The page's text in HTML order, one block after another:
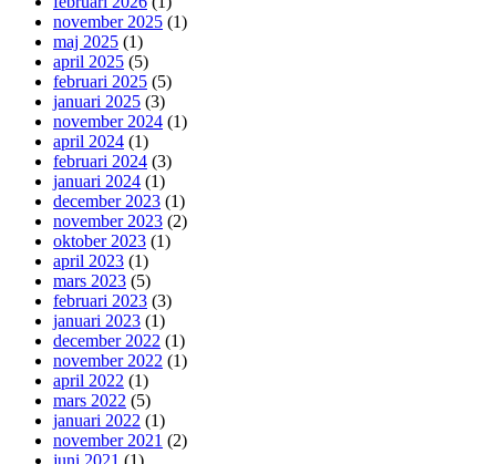
november 2025 (1)
maj 2025 (1)
april 2025 (5)
februari 2025 (5)
januari 2025 (3)
november 2024 (1)
april 2024 (1)
februari 2024 (3)
januari 2024 (1)
december 2023 (1)
november 2023 (2)
oktober 2023 (1)
april 2023 (1)
mars 2023 (5)
februari 2023 (3)
januari 2023 (1)
december 2022 (1)
november 2022 (1)
april 2022 (1)
mars 2022 (5)
januari 2022 (1)
november 2021 (2)